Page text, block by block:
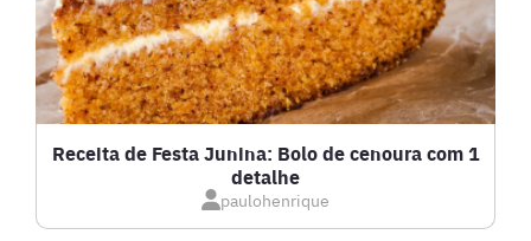
Receita de Festa Junina: Bolo de cenoura com 1
detalhe
paulohenrique